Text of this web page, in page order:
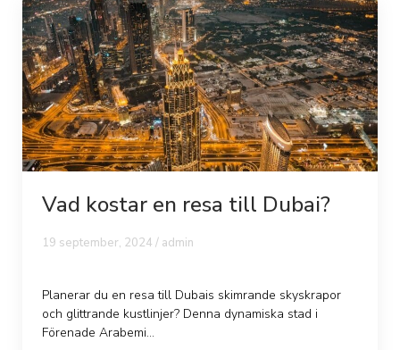
Vad kostar en resa till Dubai?
19 september, 2024 / admin
Planerar du en resa till Dubais skimrande skyskrapor
och glittrande kustlinjer? Denna dynamiska stad i
Förenade Arabemi...